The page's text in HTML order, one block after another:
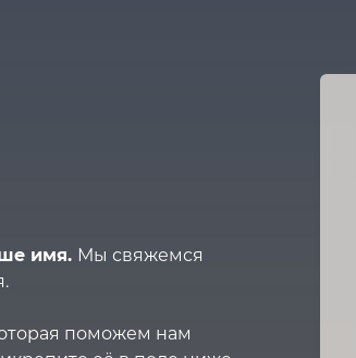
имя. Мы свяжемся
поможем нам